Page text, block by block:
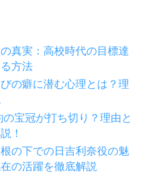
真実：高校時代の目標達
方法
の癖に潜む心理とは？理
宝冠が打ち切り？理由と
！
の下での日吉利奈役の魅
の活躍を徹底解説